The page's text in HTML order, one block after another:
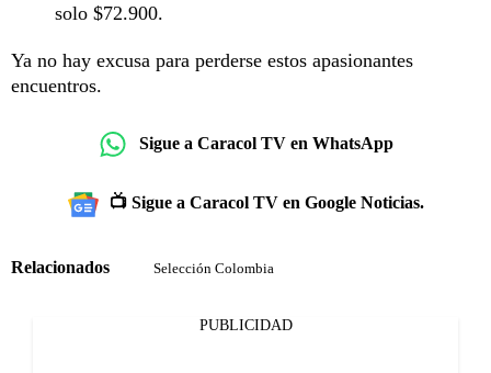
solo $72.900.
Ya no hay excusa para perderse estos apasionantes
encuentros.
Sigue a Caracol TV en WhatsApp
📺 Sigue a Caracol TV en Google Noticias.
Relacionados Selección Colombia
PUBLICIDAD